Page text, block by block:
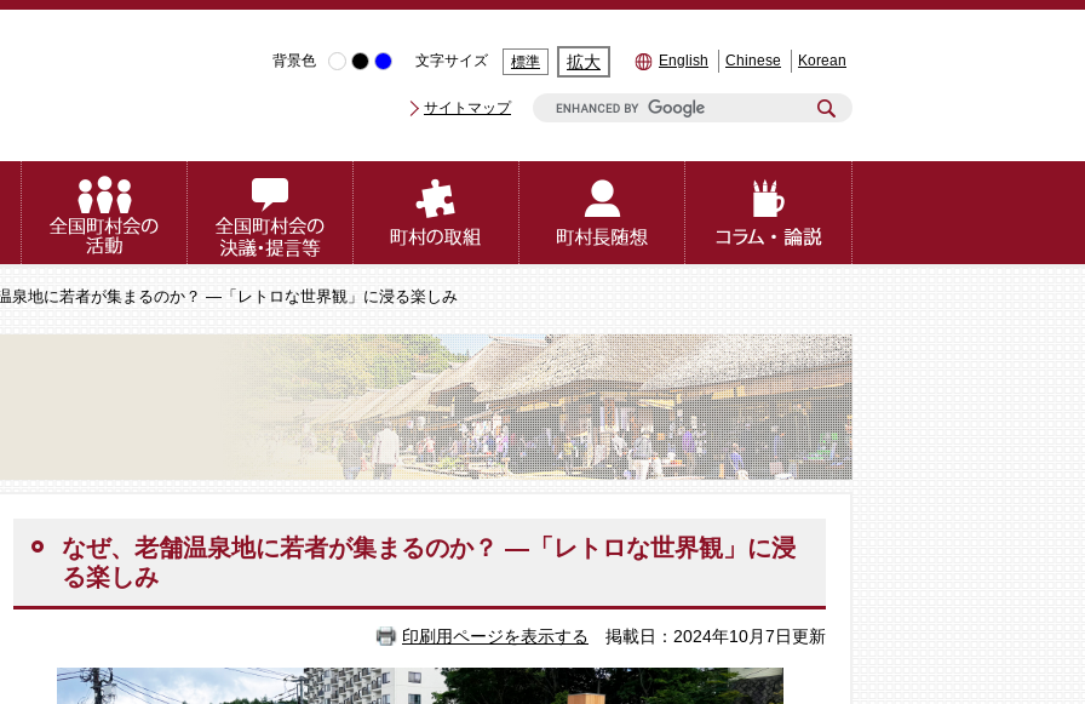
背景色 文字サイズ 標準 拡大 English Chinese Korean
サイトマップ
泉地に若者が集まるのか？ ―「レトロな世界観」に浸る楽しみ
なぜ、老舗温泉地に若者が集まるのか？ ―「レトロな世界観」に浸
る楽しみ
印刷用ページを表示する 掲載日：2024年10月7日更新